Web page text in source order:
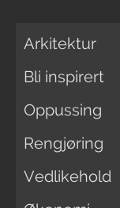
Arkitektur
Bli inspirert
Oppussing
Rengjøring
Vedlikehold